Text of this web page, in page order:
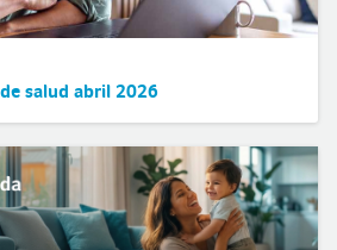
salud abril 2026